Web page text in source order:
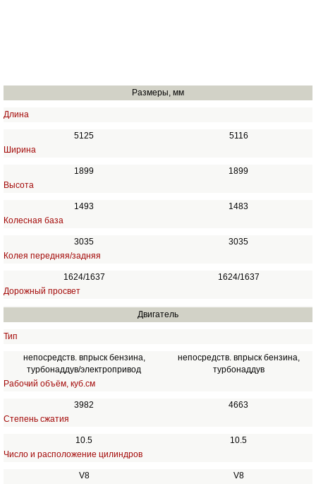
Размеры, мм
Длина
5125
5116
Ширина
1899
1899
Высота
1493
1483
Колесная база
3035
3035
Колея передняя/задняя
1624/1637
1624/1637
Дорожный просвет
Двигатель
Тип
непосредств. впрыск бензина,
турбонаддув/электропривод
непосредств. впрыск бензина,
турбонаддув
Рабочий объём, куб.см
3982
4663
Степень сжатия
10.5
10.5
Число и расположение цилиндров
V8
V8